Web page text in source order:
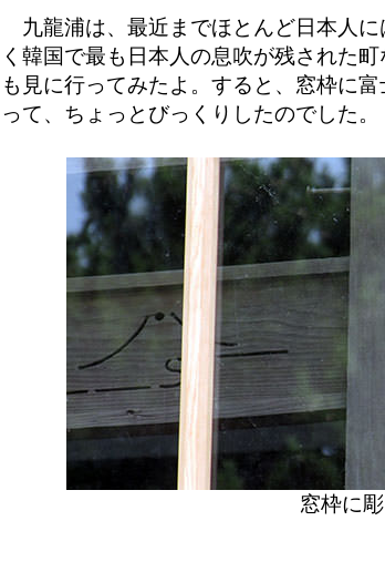
九龍浦は、最近までほとんど日本人
く韓国で最も日本人の息吹が残された
も見に行ってみたよ。すると、窓枠に
って、ちょっとびっくりしたのでした。
窓枠に